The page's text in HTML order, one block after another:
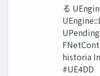
る
historia
#UE4DD